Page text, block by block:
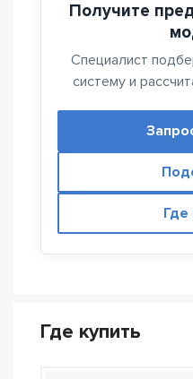
Получите
Специалист
систему и
Где
Где купить